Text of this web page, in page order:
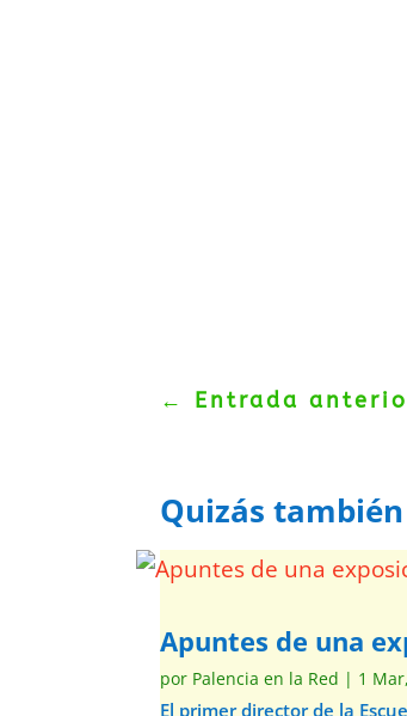
← Entrada
Quizás
Apuntes de una
por Palencia en la Red | 1
El primer director de la